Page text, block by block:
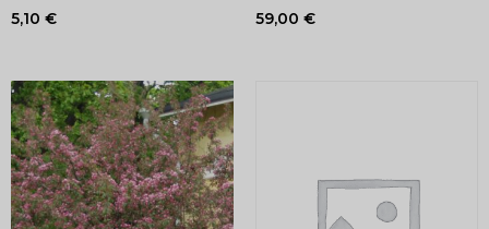
5,10 € 59,00 €